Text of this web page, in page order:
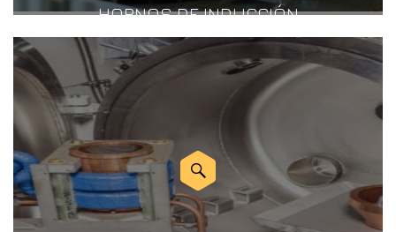
HORNOS DE INDUCCIÓN